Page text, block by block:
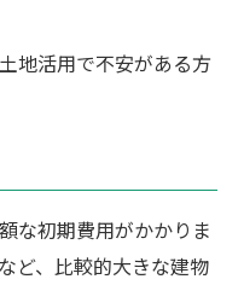
地活用で不安がある方
な初期費用がかかりま
ど、比較的大きな建物